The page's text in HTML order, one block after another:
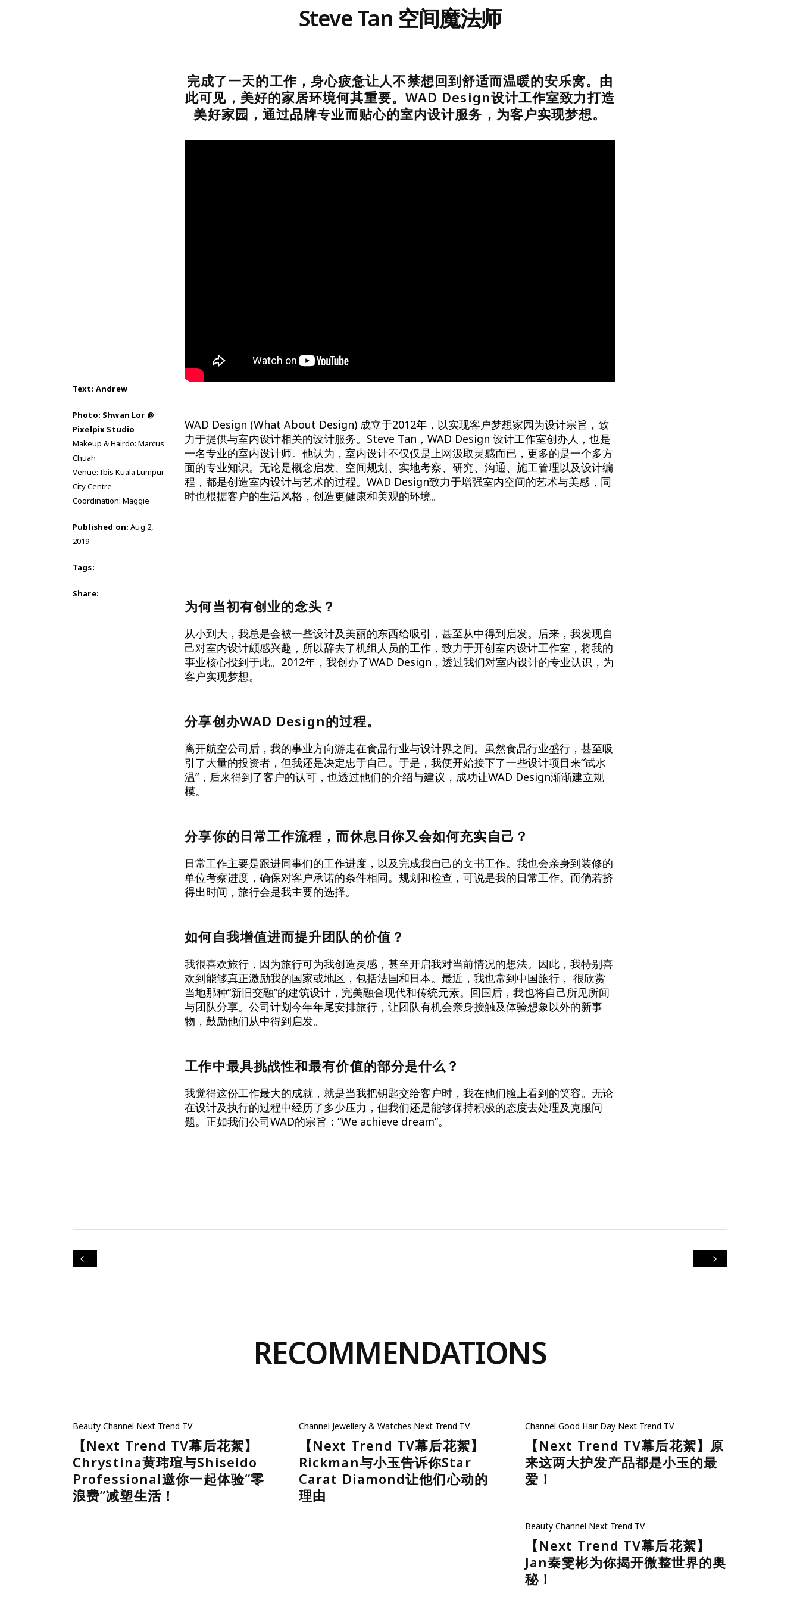
Steve Tan 空间魔法师
完成了一天的工作，身心疲惫让人不禁想回到舒适而温暖的安乐窝。由
此可见，美好的家居环境何其重要。WAD Design设计工作室致力打造
美好家园，通过品牌专业而贴心的室内设计服务，为客户实现梦想。
Text: Andrew
Photo: Shwan Lor @
Pixelpix Studio
Makeup & Hairdo: Marcus
Chuah
Venue: Ibis Kuala Lumpur
City Centre
Coordination: Maggie
Published on: Aug 2,
2019
Tags:
Share:
WAD Design (What About Design) 成立于2012年，以实现客户梦想家园为设计宗旨，致
力于提供与室内设计相关的设计服务。Steve Tan，WAD Design 设计工作室创办人，也是
一名专业的室内设计师。他认为，室内设计不仅仅是上网汲取灵感而已，更多的是一个多方
面的专业知识。无论是概念启发、空间规划、实地考察、研究、沟通、施工管理以及设计编
程，都是创造室内设计与艺术的过程。WAD Design致力于增强室内空间的艺术与美感，同
时也根据客户的生活风格，创造更健康和美观的环境。
为何当初有创业的念头？
从小到大，我总是会被一些设计及美丽的东西给吸引，甚至从中得到启发。后来，我发现自
己对室内设计颇感兴趣，所以辞去了机组人员的工作，致力于开创室内设计工作室，将我的
事业核心投到于此。2012年，我创办了WAD Design，透过我们对室内设计的专业认识，为
客户实现梦想。
分享创办WAD Design的过程。
离开航空公司后，我的事业方向游走在食品行业与设计界之间。虽然食品行业盛行，甚至吸
引了大量的投资者，但我还是决定忠于自己。于是，我便开始接下了一些设计项目来“试水
温”，后来得到了客户的认可，也透过他们的介绍与建议，成功让WAD Design渐渐建立规
模。
分享你的日常工作流程，而休息日你又会如何充实自己？
日常工作主要是跟进同事们的工作进度，以及完成我自己的文书工作。我也会亲身到装修的
单位考察进度，确保对客户承诺的条件相同。规划和检查，可说是我的日常工作。而倘若挤
得出时间，旅行会是我主要的选择。
如何自我增值进而提升团队的价值？
我很喜欢旅行，因为旅行可为我创造灵感，甚至开启我对当前情况的想法。因此，我特别喜
欢到能够真正激励我的国家或地区，包括法国和日本。最近，我也常到中国旅行， 很欣赏
当地那种“新旧交融”的建筑设计，完美融合现代和传统元素。回国后，我也将自己所见所闻
与团队分享。公司计划今年年尾安排旅行，让团队有机会亲身接触及体验想象以外的新事
物，鼓励他们从中得到启发。
工作中最具挑战性和最有价值的部分是什么？
我觉得这份工作最大的成就，就是当我把钥匙交给客户时，我在他们脸上看到的笑容。无论
在设计及执行的过程中经历了多少压力，但我们还是能够保持积极的态度去处理及克服问
题。正如我们公司WAD的宗旨：“We achieve dream”。
RECOMMENDATIONS
Beauty Channel Next Trend TV
【Next Trend TV幕后花絮】
Chrystina黄玮瑄与Shiseido
Professional邀你一起体验“零
浪费”减塑生活！
Channel Jewellery & Watches Next Trend TV
【Next Trend TV幕后花絮】
Rickman与小玉告诉你Star
Carat Diamond让他们心动的
理由
Channel Good Hair Day Next Trend TV
【Next Trend TV幕后花絮】原
来这两大护发产品都是小玉的最
爱！
Beauty Channel Next Trend TV
【Next Trend TV幕后花絮】
Jan秦雯彬为你揭开微整世界的奥
秘！